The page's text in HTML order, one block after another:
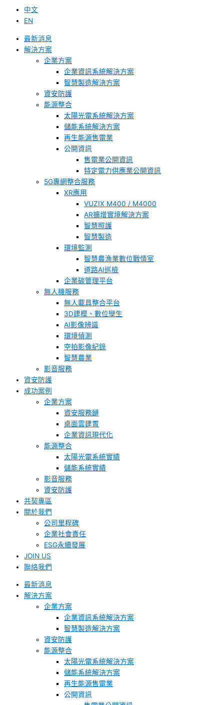
中文
EN
最新消息
解決方案
企業方案
企業資訊系統解決方案
智慧製造解決方案
資安防護
能源整合
太陽光電系統解決方案
儲能系統解決方案
再生能源售電業
公開資訊
售電業公開資訊
特定電力供應業公開資訊
5G專網整合服務
XR應用
VUZIX M400 / M4000
AR擴增實境解決方案
智慧照護
智慧製造
環境監測
智慧農漁業數位戰情室
道路AI巡檢
企業碳管理平台
無人機服務
無人載具整合平台
3D建模、數位孿生
AI影像辨識
環境偵測
空拍影像紀錄
智慧農業
影音服務
資安防護
成功案例
企業方案
資安服務鏈
桌面雲建置
企業資訊現代化
能源整合
太陽光電系統實績
儲能系統實績
影音服務
資安防護
共契專區
關於我們
公司里程碑
企業社會責任
ESG永續發展
JOIN US
聯絡我們
最新消息
解決方案
企業方案
企業資訊系統解決方案
智慧製造解決方案
資安防護
能源整合
太陽光電系統解決方案
儲能系統解決方案
再生能源售電業
公開資訊